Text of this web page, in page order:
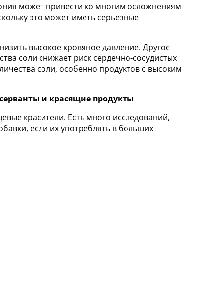
может привести ко многим осложнениям
это может иметь серьезные
высокое кровяное давление. Другое
соли снижает риск сердечно-сосудистых
соли, особенно продуктов с высоким
и красящие продукты
красители. Есть много исследований,
если их употреблять в больших